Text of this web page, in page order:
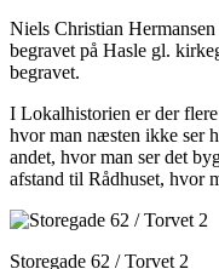
Niels Christian
begravet på Hasle gl.
begravet.
I Lokalhistorien er der
hvor man næsten ikke ser
andet, hvor man ser det
afstand til Rådhuset, hvor
Storegade 62 / Torvet 2